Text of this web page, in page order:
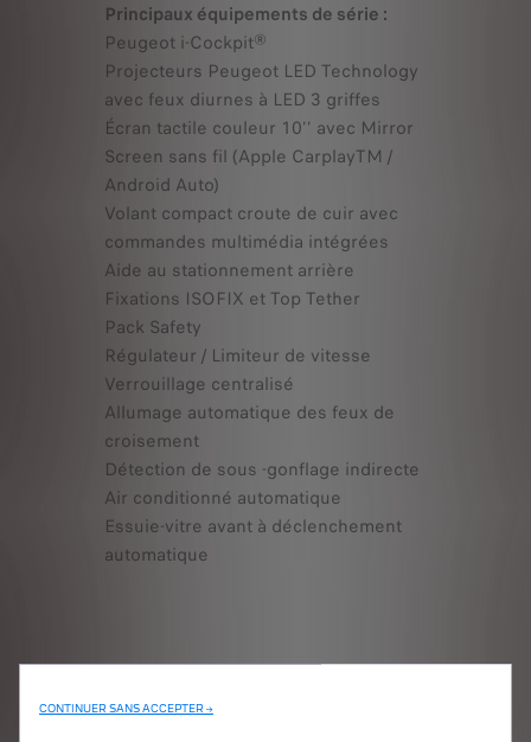
Principaux équipements de série :
Peugeot i-Cockpit®
Projecteurs Peugeot LED Technology
avec feux diurnes à LED 3 griffes
Écran tactile couleur 10’’ avec Mirror
Screen sans fil (Apple CarplayTM /
Android Auto)
Volant compact croute de cuir avec
commandes multimédia intégrées
Aide au stationnement arrière
Fixations ISOFIX et Top Tether
Pack Safety
Régulateur / Limiteur de vitesse
Verrouillage centralisé
Allumage automatique des feux de
croisement
Détection de sous -gonflage indirecte
Air conditionné automatique
Essuie-vitre avant à déclenchement
automatique
CONTINUER SANS ACCEPTER →